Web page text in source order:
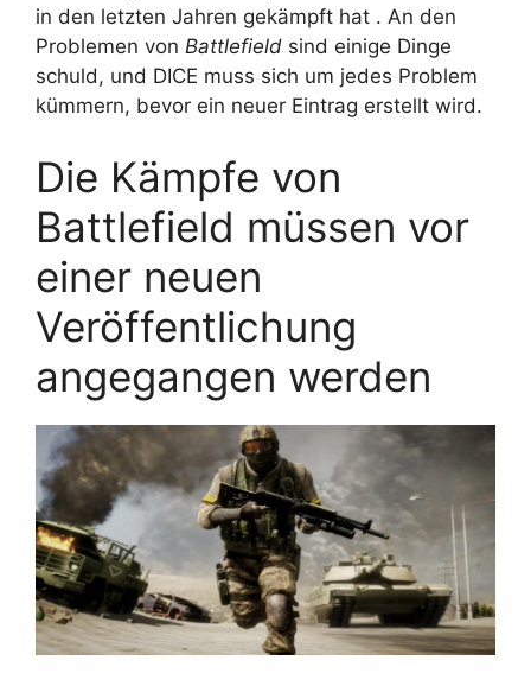
in den letzten Jahren gekämpft hat . An den
Problemen von Battlefield sind einige Dinge
schuld, und DICE muss sich um jedes Problem
kümmern, bevor ein neuer Eintrag erstellt wird.
Die Kämpfe von
Battlefield müssen vor
einer neuen
Veröffentlichung
angegangen werden